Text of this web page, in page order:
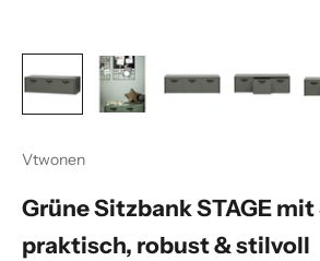
Vtwonen
Grüne Sitzbank STAGE
praktisch, robust & stilvoll